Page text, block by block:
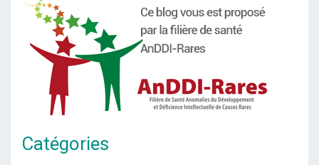
Catégories